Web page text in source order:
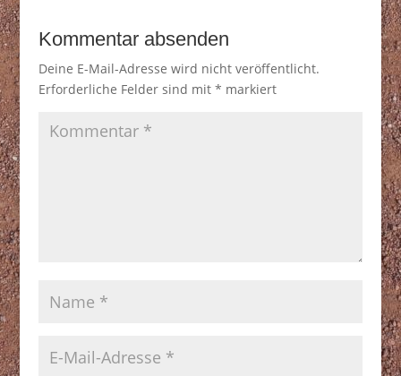
Kommentar absenden
Deine E-Mail-Adresse wird nicht veröffentlicht.
Erforderliche Felder sind mit * markiert